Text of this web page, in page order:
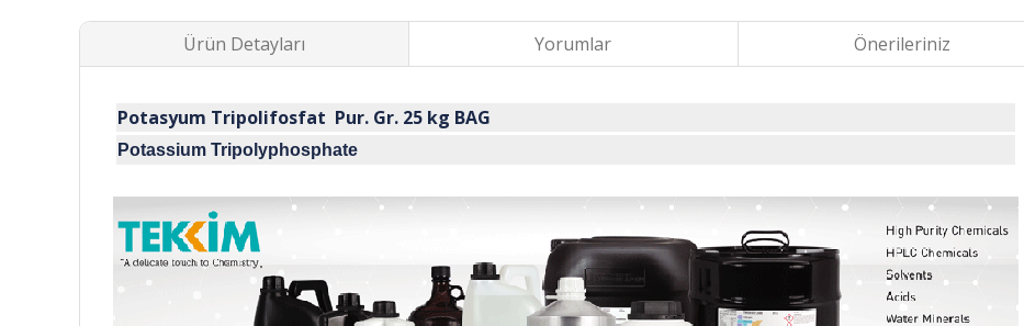
Ürün Detayları Yorumlar Önerileriniz
Potasyum Tripolifosfat Pur. Gr. 25 kg BAG
Potassium Tripolyphosphate